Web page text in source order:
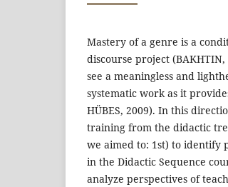
Mastery of a genre is a
discourse project
see a meaningless and
systematic work as it
HÜBES, 2009). In this
training from the didactic
we aimed to: 1st) to identify
in the Didactic Sequence
analyze perspectives of